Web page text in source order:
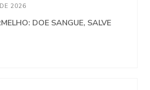
2026
DOE SANGUE, SALVE